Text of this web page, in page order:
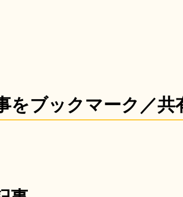
をブックマーク／共